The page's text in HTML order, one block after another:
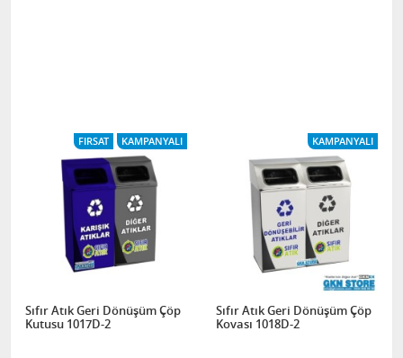
FIRSAT KAMPANYALI
Sıfır Atık Geri Dönüşüm Çöp
Kutusu 1017D-2
KAMPANYALI
Sıfır Atık Geri Dönüşüm Çöp
Kovası 1018D-2